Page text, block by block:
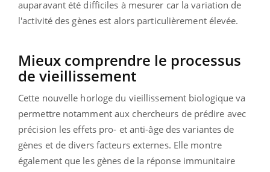
auparavant été difficiles à mesurer car la variation de
l'activité des gènes est alors particulièrement élevée.
Mieux comprendre le processus
de vieillissement
Cette nouvelle horloge du vieillissement biologique va
permettre notamment aux chercheurs de prédire avec
précision les effets pro- et anti-âge des variantes de
gènes et de divers facteurs externes. Elle montre
également que les gènes de la réponse immunitaire